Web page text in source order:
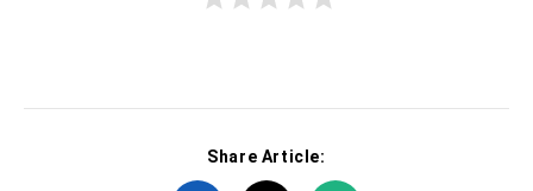
Share Article: